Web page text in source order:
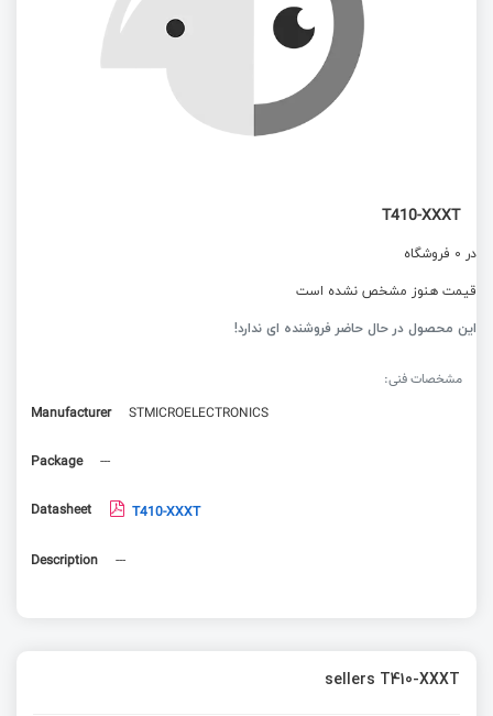
T410-XXXT
در 0 فروشگاه
قیمت هنوز مشخص نشده است
این محصول در حال حاضر فروشنده ای ندارد!
مشخصات فنی:
Manufacturer
STMICROELECTRONICS
Package ---
Datasheet T410-XXXT
Description ---
sellers T410-XXXT